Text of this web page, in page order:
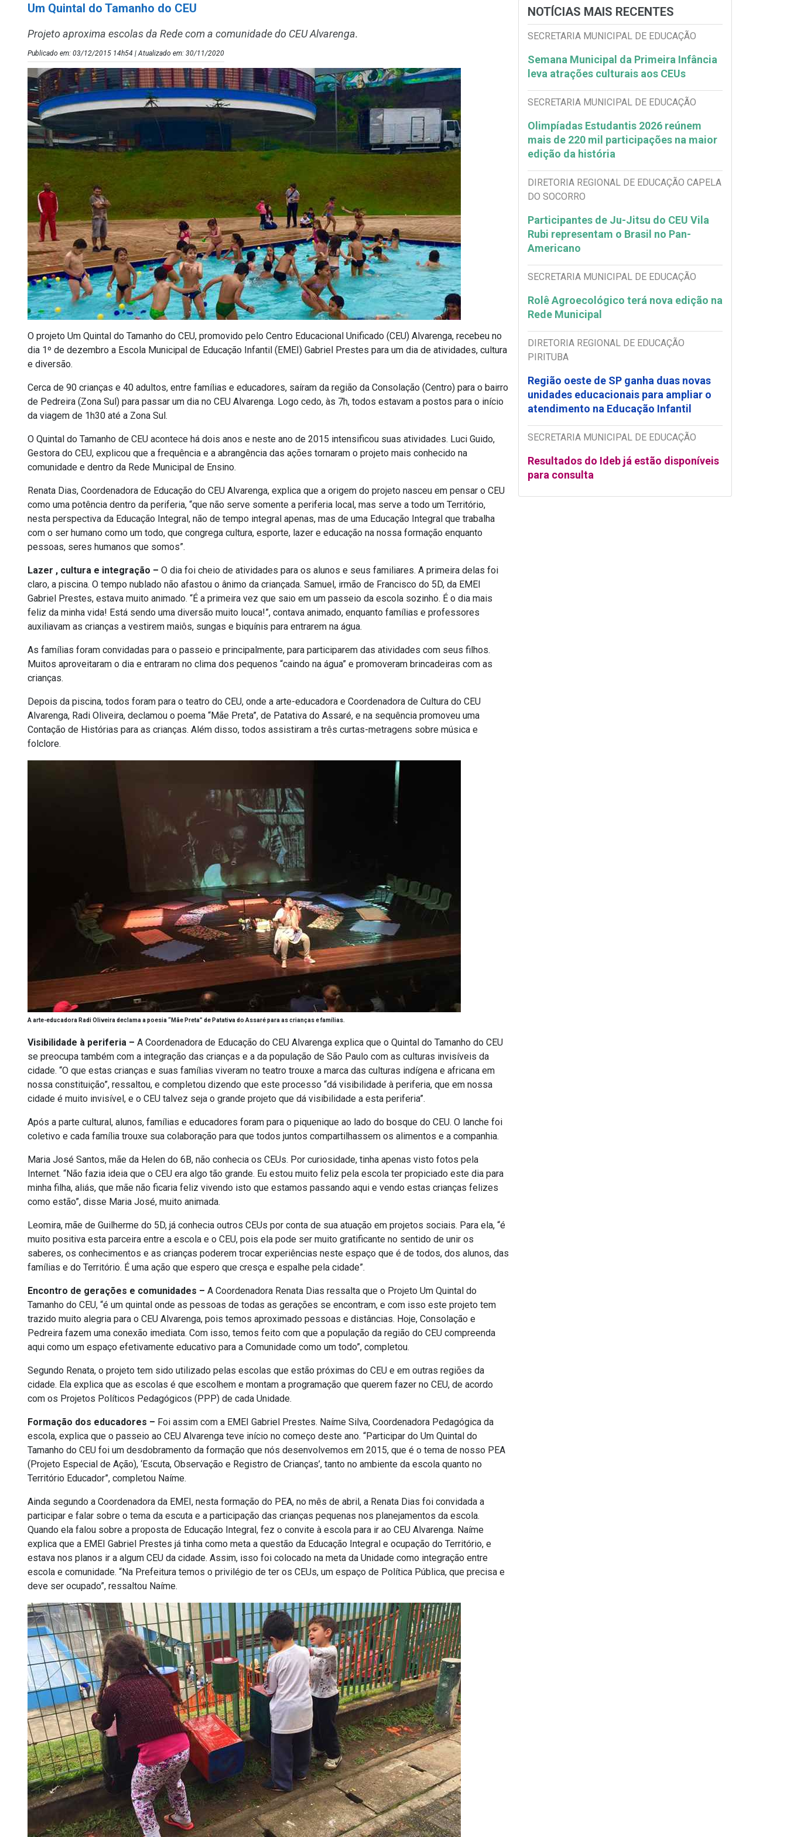
Um Quintal do Tamanho do CEU
Projeto aproxima escolas da Rede com a comunidade do CEU Alvarenga.
Publicado em: 03/12/2015 14h54 | Atualizado em: 30/11/2020
O projeto Um Quintal do Tamanho do CEU, promovido pelo Centro Educacional Unificado (CEU) Alvarenga, recebeu no
dia 1º de dezembro a Escola Municipal de Educação Infantil (EMEI) Gabriel Prestes para um dia de atividades, cultura
e diversão.
Cerca de 90 crianças e 40 adultos, entre famílias e educadores, saíram da região da Consolação (Centro) para o bairro
de Pedreira (Zona Sul) para passar um dia no CEU Alvarenga. Logo cedo, às 7h, todos estavam a postos para o início
da viagem de 1h30 até a Zona Sul.
O Quintal do Tamanho de CEU acontece há dois anos e neste ano de 2015 intensificou suas atividades. Luci Guido,
Gestora do CEU, explicou que a frequência e a abrangência das ações tornaram o projeto mais conhecido na
comunidade e dentro da Rede Municipal de Ensino.
Renata Dias, Coordenadora de Educação do CEU Alvarenga, explica que a origem do projeto nasceu em pensar o CEU
como uma potência dentro da periferia, “que não serve somente a periferia local, mas serve a todo um Território,
nesta perspectiva da Educação Integral, não de tempo integral apenas, mas de uma Educação Integral que trabalha
com o ser humano como um todo, que congrega cultura, esporte, lazer e educação na nossa formação enquanto
pessoas, seres humanos que somos”.
Lazer , cultura e integração – O dia foi cheio de atividades para os alunos e seus familiares. A primeira delas foi
claro, a piscina. O tempo nublado não afastou o ânimo da criançada. Samuel, irmão de Francisco do 5D, da EMEI
Gabriel Prestes, estava muito animado. “É a primeira vez que saio em um passeio da escola sozinho. É o dia mais
feliz da minha vida! Está sendo uma diversão muito louca!”, contava animado, enquanto famílias e professores
auxiliavam as crianças a vestirem maiôs, sungas e biquínis para entrarem na água.
As famílias foram convidadas para o passeio e principalmente, para participarem das atividades com seus filhos.
Muitos aproveitaram o dia e entraram no clima dos pequenos “caindo na água” e promoveram brincadeiras com as
crianças.
Depois da piscina, todos foram para o teatro do CEU, onde a arte-educadora e Coordenadora de Cultura do CEU
Alvarenga, Radi Oliveira, declamou o poema “Mãe Preta”, de Patativa do Assaré, e na sequência promoveu uma
Contação de Histórias para as crianças. Além disso, todos assistiram a três curtas-metragens sobre música e
folclore.
A arte-educadora Radi Oliveira declama a poesia “Mãe Preta” de Patativa do Assaré para as crianças e famílias.
Visibilidade à periferia – A Coordenadora de Educação do CEU Alvarenga explica que o Quintal do Tamanho do CEU
se preocupa também com a integração das crianças e a da população de São Paulo com as culturas invisíveis da
cidade. “O que estas crianças e suas famílias viveram no teatro trouxe a marca das culturas indígena e africana em
nossa constituição”, ressaltou, e completou dizendo que este processo “dá visibilidade à periferia, que em nossa
cidade é muito invisível, e o CEU talvez seja o grande projeto que dá visibilidade a esta periferia”.
Após a parte cultural, alunos, famílias e educadores foram para o piquenique ao lado do bosque do CEU. O lanche foi
coletivo e cada família trouxe sua colaboração para que todos juntos compartilhassem os alimentos e a companhia.
Maria José Santos, mãe da Helen do 6B, não conhecia os CEUs. Por curiosidade, tinha apenas visto fotos pela
Internet. “Não fazia ideia que o CEU era algo tão grande. Eu estou muito feliz pela escola ter propiciado este dia para
minha filha, aliás, que mãe não ficaria feliz vivendo isto que estamos passando aqui e vendo estas crianças felizes
como estão”, disse Maria José, muito animada.
Leomira, mãe de Guilherme do 5D, já conhecia outros CEUs por conta de sua atuação em projetos sociais. Para ela, “é
muito positiva esta parceira entre a escola e o CEU, pois ela pode ser muito gratificante no sentido de unir os
saberes, os conhecimentos e as crianças poderem trocar experiências neste espaço que é de todos, dos alunos, das
famílias e do Território. É uma ação que espero que cresça e espalhe pela cidade”.
Encontro de gerações e comunidades – A Coordenadora Renata Dias ressalta que o Projeto Um Quintal do
Tamanho do CEU, “é um quintal onde as pessoas de todas as gerações se encontram, e com isso este projeto tem
trazido muito alegria para o CEU Alvarenga, pois temos aproximado pessoas e distâncias. Hoje, Consolação e
Pedreira fazem uma conexão imediata. Com isso, temos feito com que a população da região do CEU compreenda
aqui como um espaço efetivamente educativo para a Comunidade como um todo”, completou.
Segundo Renata, o projeto tem sido utilizado pelas escolas que estão próximas do CEU e em outras regiões da
cidade. Ela explica que as escolas é que escolhem e montam a programação que querem fazer no CEU, de acordo
com os Projetos Políticos Pedagógicos (PPP) de cada Unidade.
Formação dos educadores – Foi assim com a EMEI Gabriel Prestes. Naíme Silva, Coordenadora Pedagógica da
escola, explica que o passeio ao CEU Alvarenga teve início no começo deste ano. “Participar do Um Quintal do
Tamanho do CEU foi um desdobramento da formação que nós desenvolvemos em 2015, que é o tema de nosso PEA
(Projeto Especial de Ação), ‘Escuta, Observação e Registro de Crianças’, tanto no ambiente da escola quanto no
Território Educador”, completou Naíme.
Ainda segundo a Coordenadora da EMEI, nesta formação do PEA, no mês de abril, a Renata Dias foi convidada a
participar e falar sobre o tema da escuta e a participação das crianças pequenas nos planejamentos da escola.
Quando ela falou sobre a proposta de Educação Integral, fez o convite à escola para ir ao CEU Alvarenga. Naíme
explica que a EMEI Gabriel Prestes já tinha como meta a questão da Educação Integral e ocupação do Território, e
estava nos planos ir a algum CEU da cidade. Assim, isso foi colocado na meta da Unidade como integração entre
escola e comunidade. “Na Prefeitura temos o privilégio de ter os CEUs, um espaço de Política Pública, que precisa e
deve ser ocupado”, ressaltou Naíme.
NOTÍCIAS MAIS RECENTES
SECRETARIA MUNICIPAL DE EDUCAÇÃO
Semana Municipal da Primeira Infância
leva atrações culturais aos CEUs
SECRETARIA MUNICIPAL DE EDUCAÇÃO
Olimpíadas Estudantis 2026 reúnem
mais de 220 mil participações na maior
edição da história
DIRETORIA REGIONAL DE EDUCAÇÃO CAPELA
DO SOCORRO
Participantes de Ju-Jitsu do CEU Vila
Rubi representam o Brasil no Pan-
Americano
SECRETARIA MUNICIPAL DE EDUCAÇÃO
Rolê Agroecológico terá nova edição na
Rede Municipal
DIRETORIA REGIONAL DE EDUCAÇÃO
PIRITUBA
Região oeste de SP ganha duas novas
unidades educacionais para ampliar o
atendimento na Educação Infantil
SECRETARIA MUNICIPAL DE EDUCAÇÃO
Resultados do Ideb já estão disponíveis
para consulta